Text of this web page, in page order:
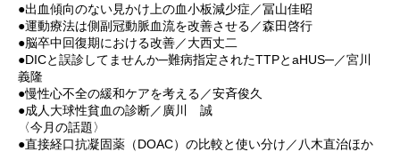
●出血傾向のない見かけ上の血小板減少症／冨山佳昭
●運動療法は側副冠動脈血流を改善させる／森田啓行
●脳卒中回復期における改善／大西丈二
●DICと誤診してませんか─難病指定されたTTPとaHUS─／宮川
義隆
●慢性心不全の緩和ケアを考える／安斉俊久
●成人大球性貧血の診断／廣川 誠
〈今月の話題〉
●直接経口抗凝固薬（DOAC）の比較と使い分け／八木直治ほか